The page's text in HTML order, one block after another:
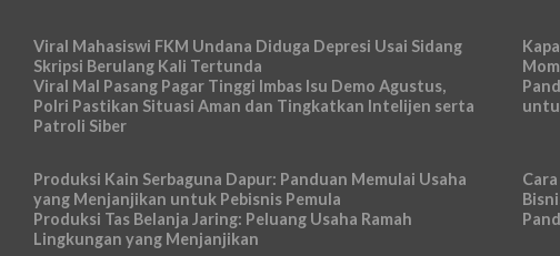
Viral Mahasiswi FKM Undana Diduga Depresi Usai Sidang
Skripsi Berulang Kali Tertunda
Viral Mal Pasang Pagar Tinggi Imbas Isu Demo Agustus,
Polri Pastikan Situasi Aman dan Tingkatkan Intelijen serta
Patroli Siber
Produksi Kain Serbaguna Dapur: Panduan Memulai Usaha
yang Menjanjikan untuk Pebisnis Pemula
Produksi Tas Belanja Jaring: Peluang Usaha Ramah
Lingkungan yang Menjanjikan